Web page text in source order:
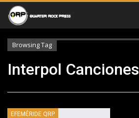
Browsing Tag
Interpol Canciones
EFEMÉRIDE QRP